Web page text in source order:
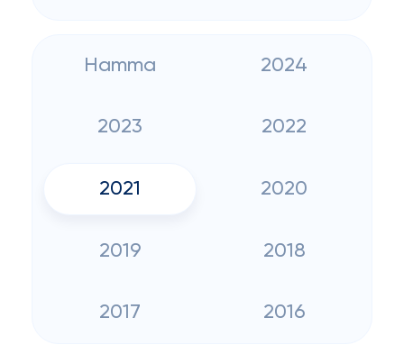
Hamma 2024
2023 2022
2021 2020
2019 2018
2017 2016